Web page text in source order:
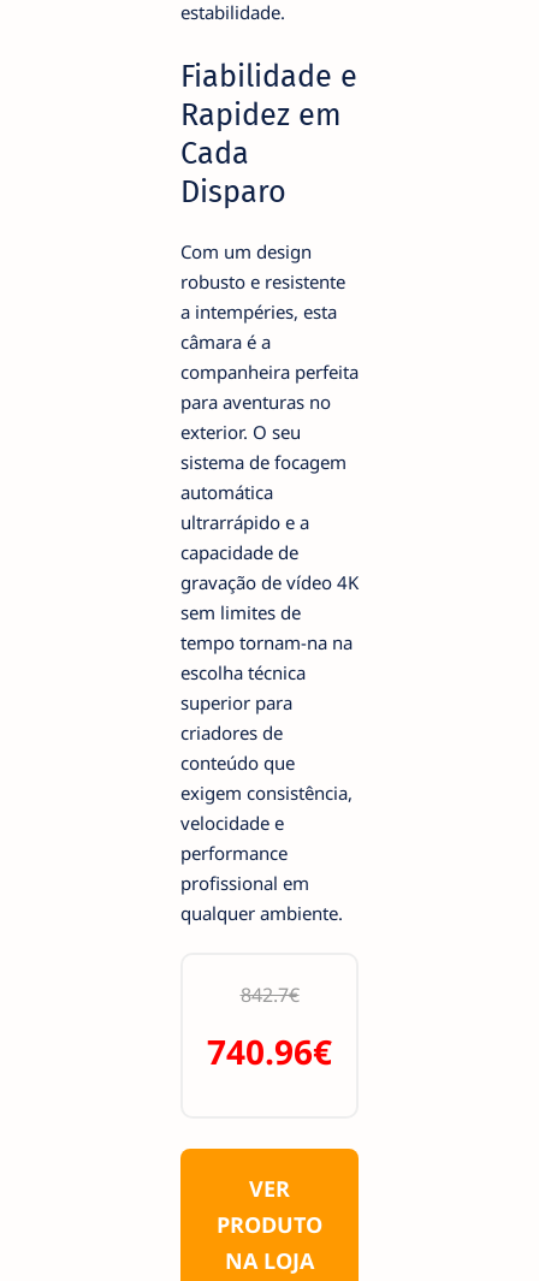
estabilidade.
Fiabilidade e
Rapidez em
Cada
Disparo
Com um design
robusto e resistente
a intempéries, esta
câmara é a
companheira perfeita
para aventuras no
exterior. O seu
sistema de focagem
automática
ultrarrápido e a
capacidade de
gravação de vídeo 4K
sem limites de
tempo tornam-na na
escolha técnica
superior para
criadores de
conteúdo que
exigem consistência,
velocidade e
performance
profissional em
qualquer ambiente.
842.7€
740.96€
VER
PRODUTO
NA LOJA